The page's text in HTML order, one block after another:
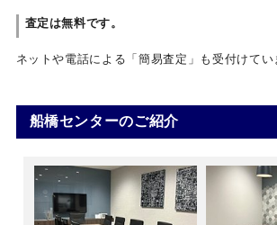
査定は無料です。
ネットや電話による「簡易査定」も受付けてい
船橋センターのご紹介